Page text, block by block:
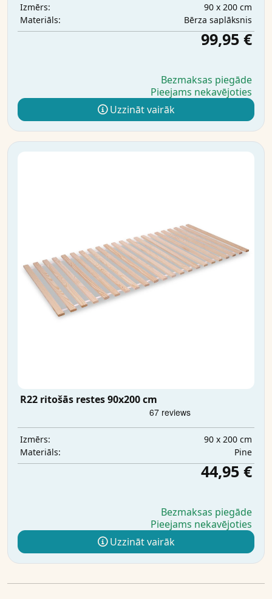
Izmērs:
90 x 200 cm
Materiāls:
Bērza saplāksnis
99,95 €
Bezmaksas piegāde
Pieejams nekavējoties
Uzzināt vairāk
R22 ritošās restes 90x200 cm
Izmērs:
90 x 200 cm
Materiāls:
Pine
44,95 €
Bezmaksas piegāde
Pieejams nekavējoties
Uzzināt vairāk